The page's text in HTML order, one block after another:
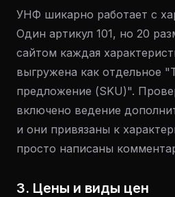
УНФ шикарно работает с
Один артикул 101, но 20
сайтом каждая
выгружена как отдельное
предложение (SKU)".
включено ведение
и они привязаны к
просто написаны
3. Цены и виды цен